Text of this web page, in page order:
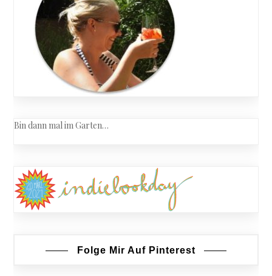
Bin dann mal im Garten…
Folge Mir Auf Pinterest